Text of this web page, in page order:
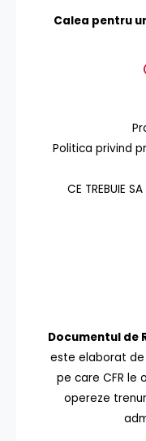
Calea pentru
Politica privind
CE TREBUIE
Documentul de
este elaborat de
pe care CFR le
opereze